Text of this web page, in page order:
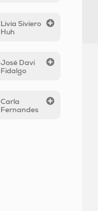
Livia Siviero
Huh
José Davi
Fidalgo
Carla
Fernandes